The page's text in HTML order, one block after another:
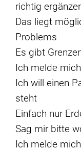
richtig
Das liegt
Problems
Es gibt
Ich melde
Ich will einen
steht
Einfach nur
Sag mir bitte
Ich melde